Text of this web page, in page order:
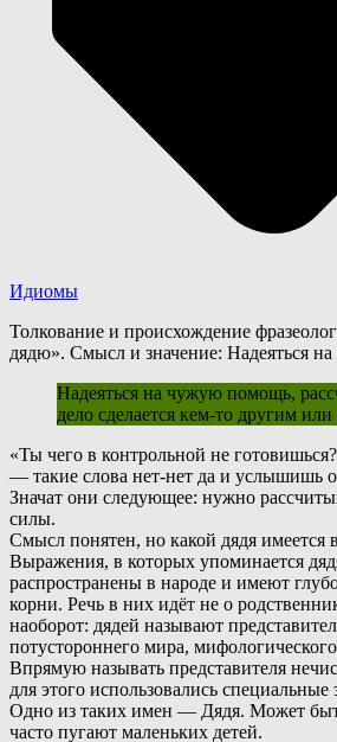
Идиомы
Толкование и происхождение
дядю». Смысл и значение: Надеяться
Надеяться на чужую помощь,
дело сделается кем-то другим
«Ты чего в контрольной не
— такие слова нет-нет да и услышишь
Значат они следующее: нужно
силы.
Смысл понятен, но какой дядя имеется
Выражения, в которых упоминается
распространены в народе и имеют
корни. Речь в них идёт не о
наоборот: дядей называют
потустороннего мира,
Впрямую называть представителя
для этого использовались
Одно из таких имен — Дядя. Может
часто пугают маленьких детей.